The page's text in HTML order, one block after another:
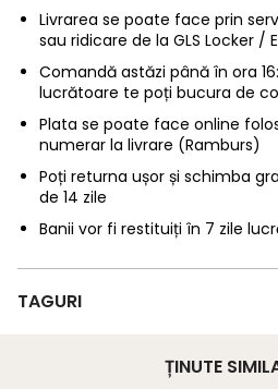
Livrarea se poate face prin
sau ridicare de la GLS Locker /
Comandă astăzi până în ora
lucrătoare te poți bucura de
Plata se poate face online
numerar la livrare (Ramburs)
Poți returna ușor și schimba
de 14 zile
Banii vor fi restituiți în 7 zile
TAGURI
ȚINUTE